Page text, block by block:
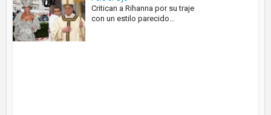
Critican a Rihanna por su traje
con un estilo parecido...